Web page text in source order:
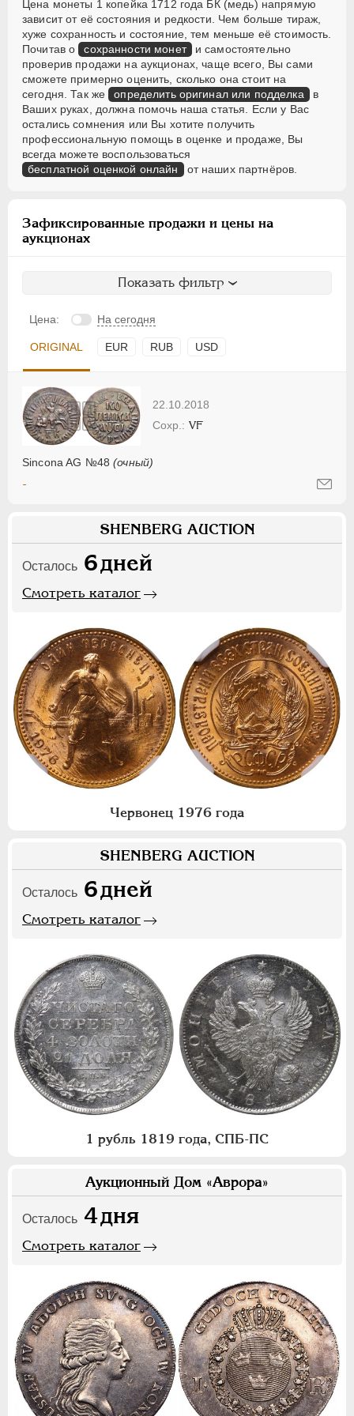
Цена монеты 1 копейка 1712 года БК (медь) напрямую
зависит от её состояния и редкости. Чем больше тираж,
хуже сохранность и состояние, тем меньше её стоимость.
Почитав о сохранности монет и самостоятельно
проверив продажи на аукционах, чаще всего, Вы сами
сможете примерно оценить, сколько она стоит на
сегодня. Так же определить оригинал или подделка в
Ваших руках, должна помочь наша статья. Если у Вас
остались сомнения или Вы хотите получить
профессиональную помощь в оценке и продаже, Вы
всегда можете воспользоваться
бесплатной оценкой онлайн от наших партнёров.
Зафиксированные продажи и цены на
аукционах
Показать фильтр
Цена: На сегодня
ORIGINAL EUR RUB USD
22.10.2018
Sincona AG №48(очный)
VF
-
SHENBERG AUCTION
Осталось 6дней
Смотреть каталог
Червонец 1976 года
SHENBERG AUCTION
Осталось 6дней
Смотреть каталог
1 рубль 1819 года, СПБ-ПС
Аукционный Дом «Аврора»
Осталось 4дня
Смотреть каталог